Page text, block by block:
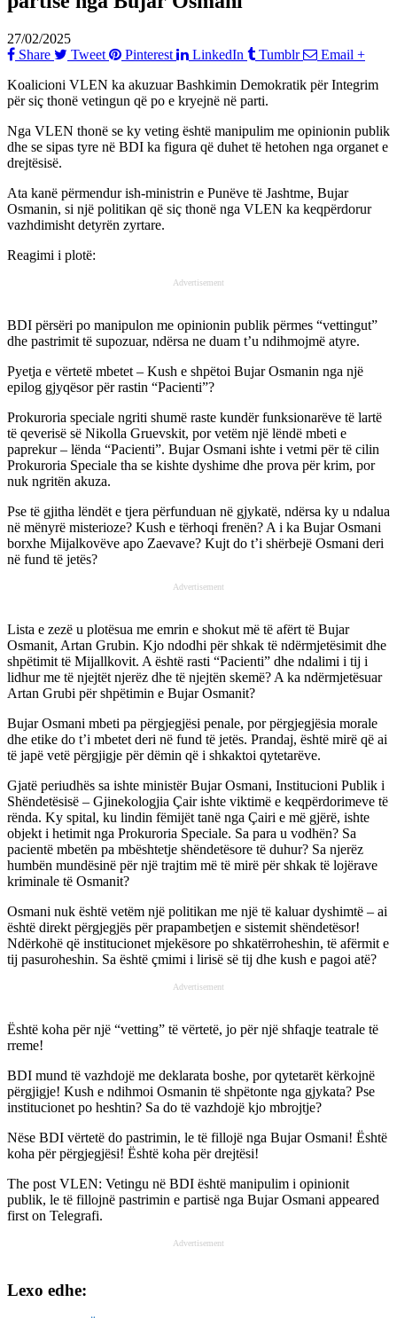
27/02/2025
Share
Tweet Pinterest LinkedIn Tumblr Email +
Koalicioni VLEN ka akuzuar Bashkimin Demokratik për Integrim
për siç thonë vetingun që po e kryejnë në parti.
Nga VLEN thonë se ky veting është manipulim me opinionin publik
dhe se sipas tyre në BDI ka figura që duhet të hetohen nga organet e
drejtësisë.
Ata kanë përmendur ish-ministrin e Punëve të Jashtme, Bujar
Osmanin, si një politikan që siç thonë nga VLEN ka keqpërdorur
vazhdimisht detyrën zyrtare.
Reagimi i plotë:
Advertisement
BDI përsëri po manipulon me opinionin publik përmes “vettingut”
dhe pastrimit të supozuar, ndërsa ne duam t’u ndihmojmë atyre.
Pyetja e vërtetë mbetet – Kush e shpëtoi Bujar Osmanin nga një
epilog gjyqësor për rastin “Pacienti”?
Prokuroria speciale ngriti shumë raste kundër funksionarëve të lartë
të qeverisë së Nikolla Gruevskit, por vetëm një lëndë mbeti e
paprekur – lënda “Pacienti”. Bujar Osmani ishte i vetmi për të cilin
Prokuroria Speciale tha se kishte dyshime dhe prova për krim, por
nuk ngritën akuza.
Pse të gjitha lëndët e tjera përfunduan në gjykatë, ndërsa ky u ndalua
në mënyrë misterioze? Kush e tërhoqi frenën? A i ka Bujar Osmani
borxhe Mijalkovëve apo Zaevave? Kujt do t’i shërbejë Osmani deri
në fund të jetës?
Advertisement
Lista e zezë u plotësua me emrin e shokut më të afërt të Bujar
Osmanit, Artan Grubin. Kjo ndodhi për shkak të ndërmjetësimit dhe
shpëtimit të Mijallkovit. A është rasti “Pacienti” dhe ndalimi i tij i
lidhur me të njejtët njerëz dhe të njejtën skemë? A ka ndërmjetësuar
Artan Grubi për shpëtimin e Bujar Osmanit?
Bujar Osmani mbeti pa përgjegjësi penale, por përgjegjësia morale
dhe etike do t’i mbetet deri në fund të jetës. Prandaj, është mirë që ai
të japë vetë përgjigje për dëmin që i shkaktoi qytetarëve.
Gjatë periudhës sa ishte ministër Bujar Osmani, Institucioni Publik i
Shëndetësisë – Gjinekologjia Çair ishte viktimë e keqpërdorimeve të
rënda. Ky spital, ku lindin fëmijët tanë nga Çairi e më gjërë, ishte
objekt i hetimit nga Prokuroria Speciale. Sa para u vodhën? Sa
pacientë mbetën pa mbështetje shëndetësore të duhur? Sa njerëz
humbën mundësinë për një trajtim më të mirë për shkak të lojërave
kriminale të Osmanit?
Osmani nuk është vetëm një politikan me një të kaluar dyshimtë – ai
është direkt përgjegjës për prapambetjen e sistemit shëndetësor!
Ndërkohë që institucionet mjekësore po shkatërroheshin, të afërmit e
tij pasuroheshin. Sa është çmimi i lirisë së tij dhe kush e pagoi atë?
Advertisement
Është koha për një “vetting” të vërtetë, jo për një shfaqje teatrale të
rreme!
BDI mund të vazhdojë me deklarata boshe, por qytetarët kërkojnë
përgjigje! Kush e ndihmoi Osmanin të shpëtonte nga gjykata? Pse
institucionet po heshtin? Sa do të vazhdojë kjo mbrojtje?
Nëse BDI vërtetë do pastrimin, le të fillojë nga Bujar Osmani! Është
koha për përgjegjësi! Është koha për drejtësi!
The post VLEN: Vetingu në BDI është manipulim i opinionit
publik, le të fillojnë pastrimin e partisë nga Bujar Osmani appeared
first on Telegrafi.
Advertisement
Lexo edhe: